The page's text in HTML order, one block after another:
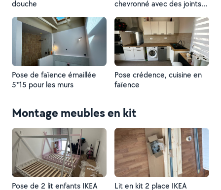
douche
chevronné avec des joints
Pose de faïence émaillée
5*15 pour les murs
Pose crédence, cuisine en
faïence
Montage meubles en kit
Pose de 2 lit enfants IKEA Lit en kit 2 place IKEA